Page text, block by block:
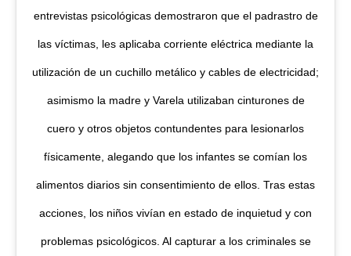
entrevistas psicológicas demostraron que el padrastro de
las víctimas, les aplicaba corriente eléctrica mediante la
utilización de un cuchillo metálico y cables de electricidad;
asimismo la madre y Varela utilizaban cinturones de
cuero y otros objetos contundentes para lesionarlos
físicamente, alegando que los infantes se comían los
alimentos diarios sin consentimiento de ellos. Tras estas
acciones, los niños vivían en estado de inquietud y con
problemas psicológicos. Al capturar a los criminales se